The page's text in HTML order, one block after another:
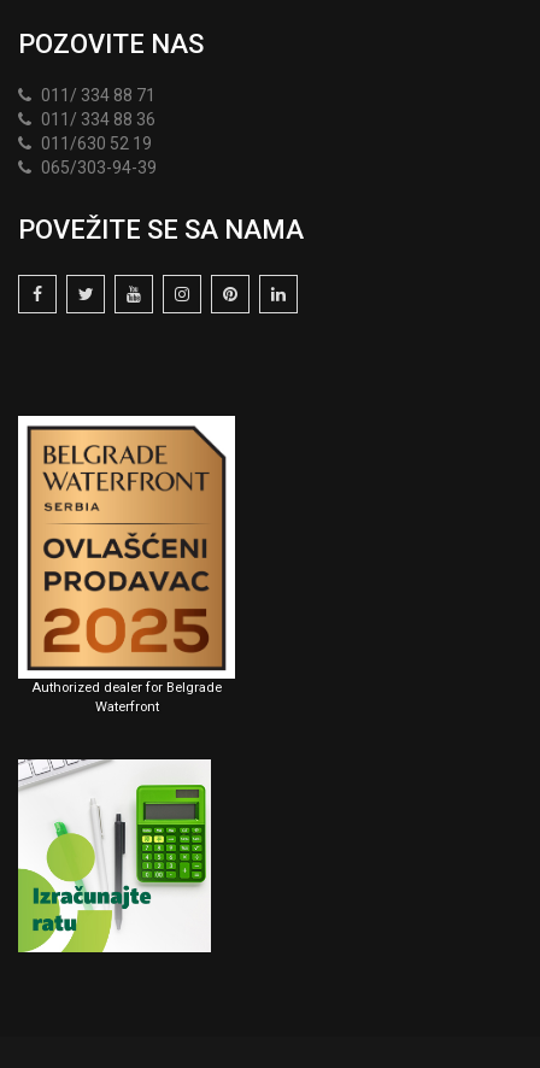
POZOVITE NAS
011/ 334 88 71
011/ 334 88 36
011/630 52 19
065/303-94-39
POVEŽITE SE SA NAMA
Authorized dealer for Belgrade
Waterfront